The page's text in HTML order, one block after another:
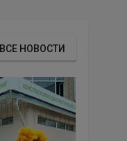
ВСЕ НОВОСТИ